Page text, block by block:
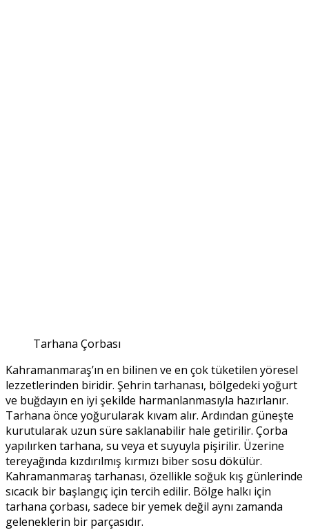
Tarhana Çorbası
Kahramanmaraş’ın en bilinen ve en çok tüketilen yöresel
lezzetlerinden biridir. Şehrin tarhanası, bölgedeki yoğurt
ve buğdayın en iyi şekilde harmanlanmasıyla hazırlanır.
Tarhana önce yoğurularak kıvam alır. Ardından güneşte
kurutularak uzun süre saklanabilir hale getirilir. Çorba
yapılırken tarhana, su veya et suyuyla pişirilir. Üzerine
tereyağında kızdırılmış kırmızı biber sosu dökülür.
Kahramanmaraş tarhanası, özellikle soğuk kış günlerinde
sıcacık bir başlangıç için tercih edilir. Bölge halkı için
tarhana çorbası, sadece bir yemek değil aynı zamanda
geleneklerin bir parçasıdır.